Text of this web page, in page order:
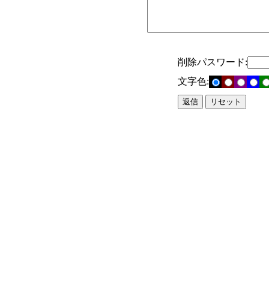
削除パスワード:
文字色: